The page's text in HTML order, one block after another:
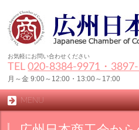
お気軽にお問い合わせください
TEL020-8384‐9971・
月～金 9:00～12:00・13:00～17:00
MENU